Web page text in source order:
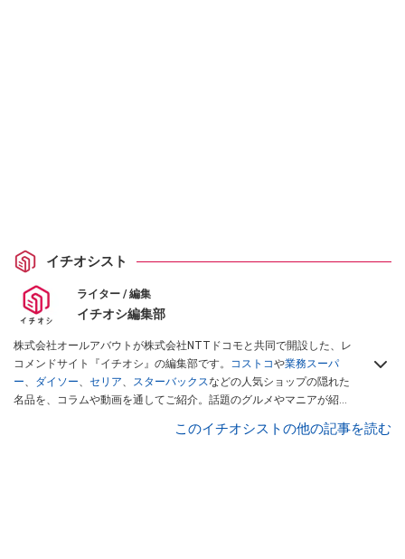
イチオシスト
ライター / 編集
イチオシ編集部
株式会社オールアバウトが株式会社NTTドコモと共同で開設した、レ
コメンドサイト『イチオシ』の編集部です。 コストコや業務スーパ
ー、 ダイソー、 セリア、 スターバックスなどの人気ショップの隠れた
名品を、コラムや動画を通してご紹介。話題のグルメやマニアが紹介
インフルエンサーが実際に使用してレビューしています。毎日トレン
このイチオシストの他の記事を読む